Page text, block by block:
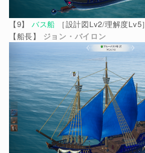
【9】 バス船 ［設計図Lv2/理解度Lv5］
【船長】 ジョン・バイロン